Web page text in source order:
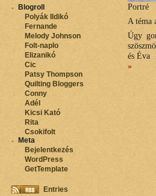
Portré
A téma
Úgy
és Éva
»
Blogroll
Polyák Ildikó
Fernande
Melody Johnson
Folt-naplo
Elizanikó
Cic
Patsy Thompson
Quilting Bloggers
Conny
Adél
Kicsi Kató
Rita
Csokifolt
Meta
Bejelentkezés
WordPress
GetTemplate
Entries